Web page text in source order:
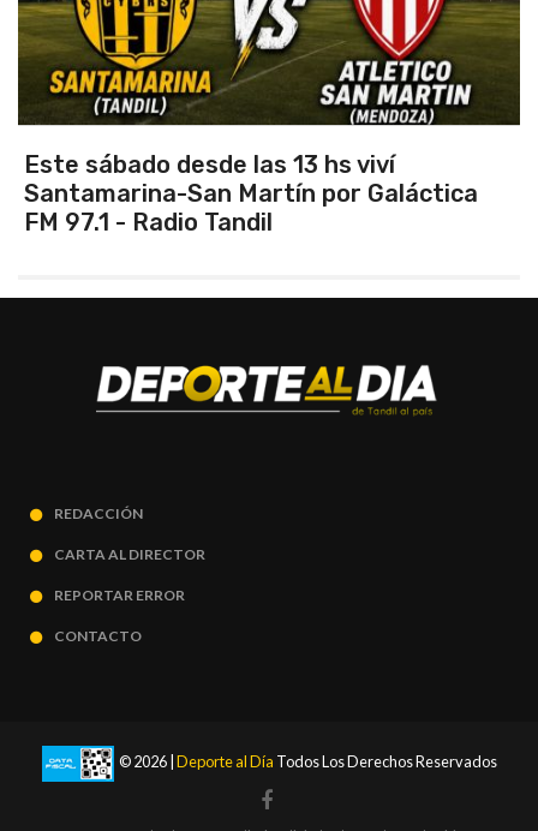
Este sábado desde las 13 hs viví
Santamarina-San Martín por Galáctica
FM 97.1 - Radio Tandil
REDACCIÓN
CARTA AL DIRECTOR
REPORTAR ERROR
CONTACTO
© 2026 | Deporte al Día Todos Los Derechos Reservados